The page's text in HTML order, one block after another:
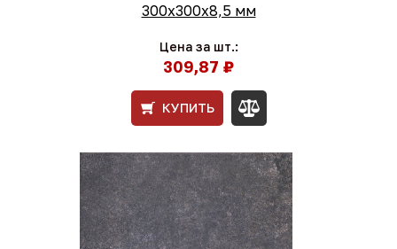
300x300x8,5 мм
Цена за шт.:
309,87 ₽
КУПИТЬ